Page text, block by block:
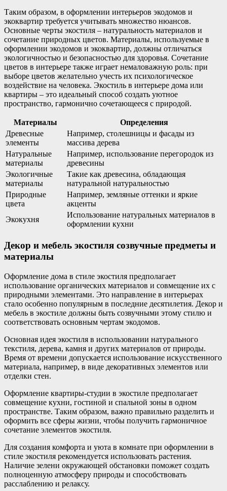
Таким образом, в оформлении интерьеров экодомов и
экоквартир требуется учитывать множество нюансов.
Основные черты экостиля – натуральность материалов и
сочетание природных цветов. Материалы, используемые в
оформлении экодомов и экоквартир, должны отличаться
экологичностью и безопасностью для здоровья. Сочетание
цветов в интерьере также играет немаловажную роль: при
выборе цветов желательно учесть их психологическое
воздействие на человека. Экостиль в интерьере дома или
квартиры – это идеальный способ создать уютное
пространство, гармонично сочетающееся с природой.
Материалы
Определения
Древесные
элементы
Например, столешницы и фасады из
массива дерева
Натуральные
материалы
Например, использование перегородок из
древесины
Экологичные
материалы
Такие как древесина, обладающая
натуральной натуральностью
Природные
цвета
Например, земляные оттенки и яркие
акценты
Экокухня
Использование натуральных материалов в
оформлении кухни
Декор и мебель экостиля созвучные предметы и
материалы
Оформление дома в стиле экостиля предполагает
использование органических материалов и совмещение их с
природными элементами. Это направление в интерьерах
стало особенно популярным в последние десятилетия. Декор и
мебель в экостиле должны быть созвучными этому стилю и
соответствовать основным чертам экодомов.
Основная идея экостиля в использовании натурального
текстиля, дерева, камня и других материалов от природы.
Время от времени допускается использование искусственного
материала, например, в виде декоративных элементов или
отделки стен.
Оформление квартиры-студии в экостиле предполагает
совмещение кухни, гостиной и спальной зоны в одном
пространстве. Таким образом, важно правильно разделить и
оформить все сферы жизни, чтобы получить гармоничное
сочетание элементов экостиля.
Для создания комфорта и уюта в комнате при оформлении в
стиле экостиля рекомендуется использовать растения.
Наличие зелени окружающей обстановки поможет создать
полноценную атмосферу природы и способствовать
расслаблению и релаксу.